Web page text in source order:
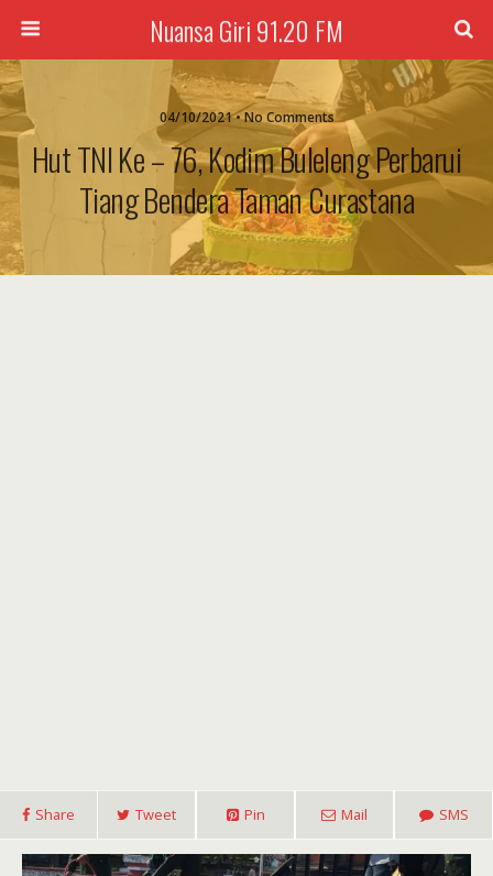
Nuansa Giri 91.20 FM
04/10/2021 • No Comments
Hut TNI Ke – 76, Kodim Buleleng Perbarui
Tiang Bendera Taman Curastana
Share Tweet Pin Mail SMS